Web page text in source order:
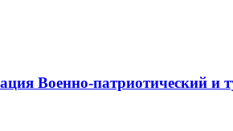
Военно-патриотический и